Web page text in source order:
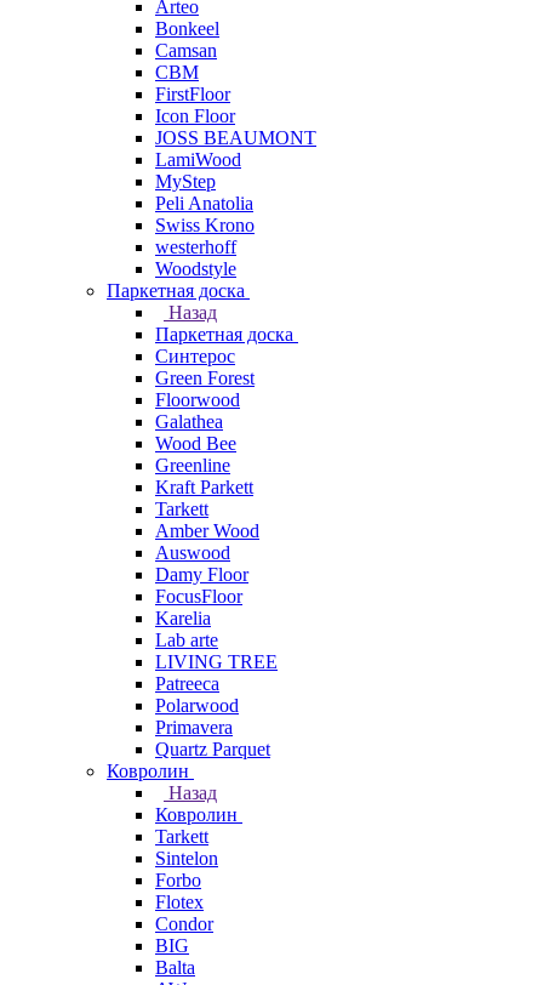
Arteo
Bonkeel
Camsan
CBM
FirstFloor
Icon Floor
JOSS BEAUMONT
LamiWood
MyStep
Peli Anatolia
Swiss Krono
westerhoff
Woodstyle
Паркетная доска
Назад
Паркетная доска
Синтерос
Green Forest
Floorwood
Galathea
Wood Bee
Greenline
Kraft Parkett
Tarkett
Amber Wood
Auswood
Damy Floor
FocusFloor
Karelia
Lab arte
LIVING TREE
Patreeca
Polarwood
Primavera
Quartz Parquet
Ковролин
Назад
Ковролин
Tarkett
Sintelon
Forbo
Flotex
Condor
BIG
Balta